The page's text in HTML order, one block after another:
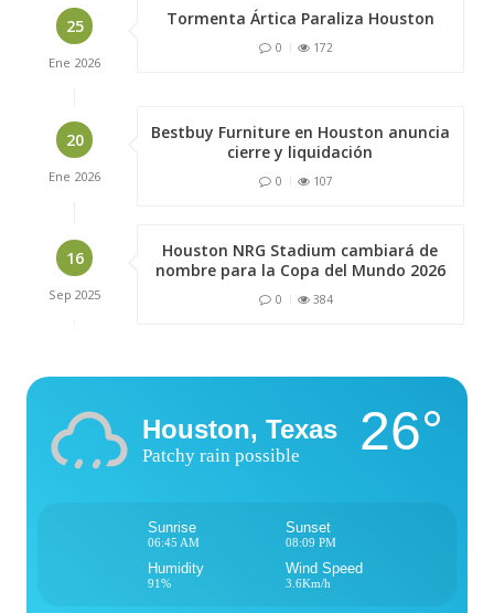
25
Ene 2026
Tormenta Ártica Paraliza Houston
0 172
20
Ene 2026
Bestbuy Furniture en Houston anuncia
cierre y liquidación
0 107
16
Sep 2025
Houston NRG Stadium cambiará de
nombre para la Copa del Mundo 2026
0 384
Houston, Texas
Patchy rain possible 26°
Sunrise
06:45 AM
Sunset
08:09 PM
Humidity
91%
Wind Speed
3.6Km/h